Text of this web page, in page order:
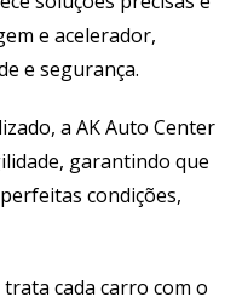
e acelerador,
e segurança.
a AK Auto Center
garantindo que
condições,
cada carro com o